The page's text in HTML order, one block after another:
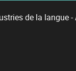
de la langue -